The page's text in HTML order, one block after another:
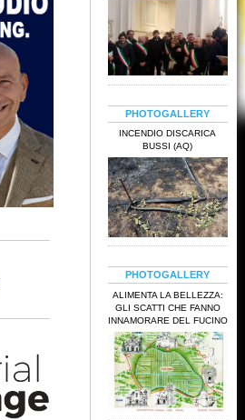
PHOTOGALLERY
INCENDIO DISCARICA
BUSSI (AQ)
PHOTOGALLERY
ALIMENTA LA BELLEZZA:
GLI SCATTI CHE FANNO
INNAMORARE DEL FUCINO